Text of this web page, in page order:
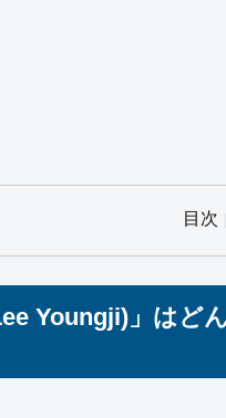
目次
Youngji)」はど